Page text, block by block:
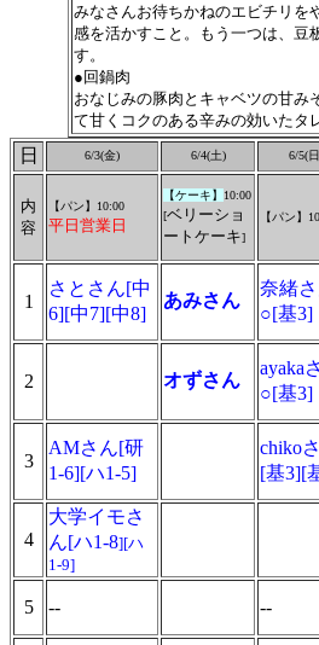
みなさんお待ちかねのエビチリを
感を活かすこと。もう一つは、豆
す。
●回鍋肉
おなじみの豚肉とキャベツの甘み
て甘くコクのある辛みの効いたタ
日 6/3(金) 6/4(土) 6/5(
内
容
【パン】10:00
平日営業日
【ケーキ】 10:00
[ベリーショ
ートケーキ]
【パン】
1
さとさん[中
6][中7][中8]
あみさん
奈緒
○[基3]
2 オずさん
ayaka
○[基3]
3
AMさん[研
1-6][ハ1-5]
chiko
[基3][
4
大学イモさ
ん[ハ1-8][ハ
1-9]
5 -- --